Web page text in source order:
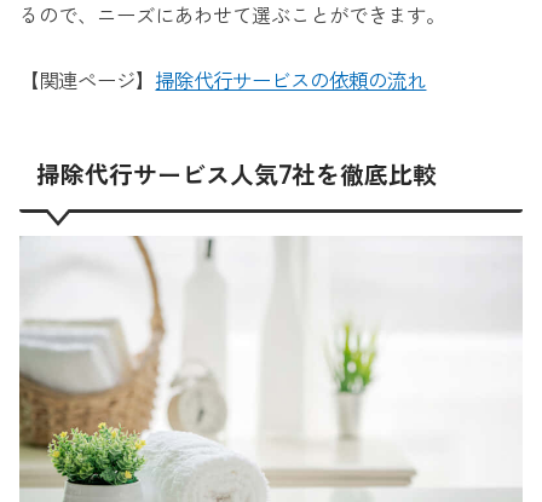
るので、ニーズにあわせて選ぶことができます。
【関連ページ】 掃除代行サービスの依頼の流れ
掃除代行サービス人気7社を徹底比較